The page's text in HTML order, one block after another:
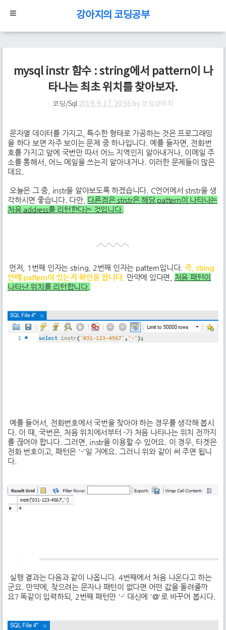
강아지의 코딩공부
mysql instr 함수 : string에서 pattern이 나
타나는 최초 위치를 찾아보자.
코딩/Sql 2019. 9. 17. 20:56 by코딩강아지
문자열 데이터를 가지고, 특수한 형태로 가공하는 것은 프로그래밍
을 하다 보면 자주 보이는 문제 중 하나입니다. 예를 들자면, 전화번
호를 가지고 앞에 국번만 따서 어느 지역인지 알아내거나, 이메일 주
소를 통해서, 어느 메일을 쓰는지 알아내거나. 이러한 문제들이 많은
데요.
오늘은 그 중, instr을 알아보도록 하겠습니다. C언어에서 strstr을 생
각하시면 좋습니다. 다만, 다른점은 strstr은 해당 pattern이 나타나는
처음 address를 리턴한다는 것입니다.
먼저, 1번째 인자는 string, 2번째 인자는 pattern입니다. 즉, string
안에 pattern이 있는지 확인을 합니다. 만약에 있다면, 처음 패턴이
나타난 위치를 리턴합니다.
예를 들어서, 전화번호에서 국번을 찾아야 하는 경우를 생각해 봅시
다. 이 때, 국번은, 처음 위치에서부터 -가 처음 나타나는 위치 전까지
를 끊어야 합니다. 그러면, instr을 이용할 수 있어요. 이 경우, 타겟은
전화 번호이고, 패턴은 '-'일 거에요. 그러니 위와 같이 써 주면 됩니
다.
실행 결과는 다음과 같이 나옵니다. 4번째에서 처음 나온다고 하는
군요. 만약에, 찾으려는 문자나 패턴이 없다면 어떤 값을 돌려줄까
요? 똑같이 입력하되, 2번째 패턴만 '-' 대신에 '@'로 바꾸어 봅시다.